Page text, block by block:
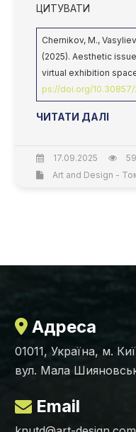
ЦИТУВАТИ
Chernikov, M.,
(2025). Aesthetic
virtual exhibition
ps://doi.org/
ЧИТАТИ ДАЛІ
17.09.2025
Art and Design -
Адреса
01011, Україна, м.
вул. Мала
Email